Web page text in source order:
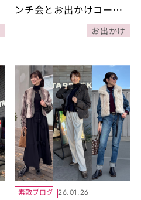
ンチ会とお出かけコーデ
お出かけ
素敵ブログ 26.01.26